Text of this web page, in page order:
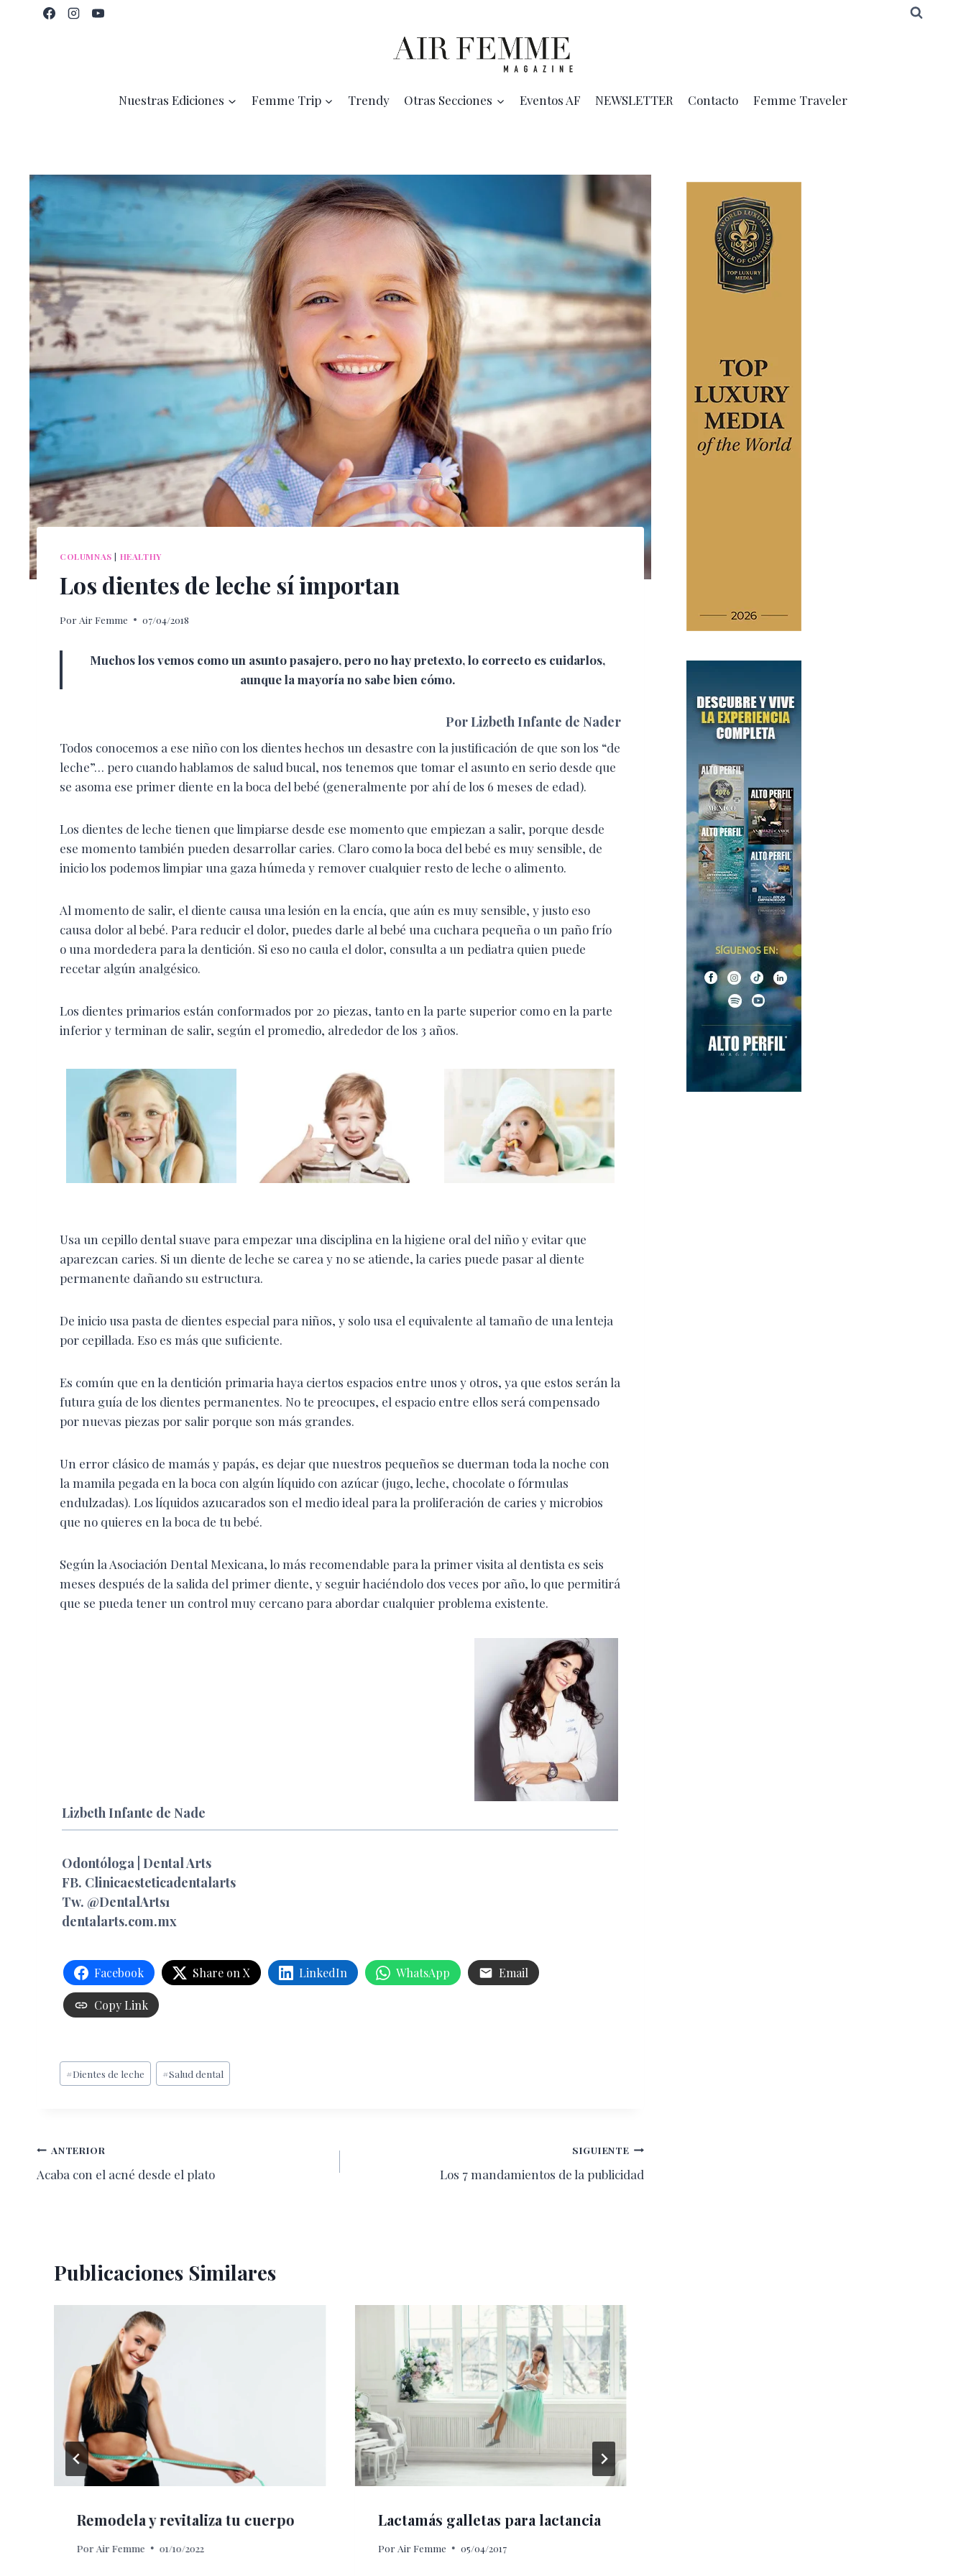
Nuestras Ediciones Femme Trip Trendy Otras Secciones Eventos AF NEWSLETTER Contacto Femme Traveler
COLUMNAS | HEALTHY
Los dientes de leche sí importan
Por Air Femme 07/04/2018
Muchos los vemos como un asunto pasajero, pero no hay pretexto, lo correcto es cuidarlos,
aunque la mayoría no sabe bien cómo.
Por Lizbeth Infante de Nader
Todos conocemos a ese niño con los dientes hechos un desastre con la justificación de que son los “de
leche”… pero cuando hablamos de salud bucal, nos tenemos que tomar el asunto en serio desde que
se asoma ese primer diente en la boca del bebé (generalmente por ahí de los 6 meses de edad).
Los dientes de leche tienen que limpiarse desde ese momento que empiezan a salir, porque desde
ese momento también pueden desarrollar caries. Claro como la boca del bebé es muy sensible, de
inicio los podemos limpiar una gaza húmeda y remover cualquier resto de leche o alimento.
Al momento de salir, el diente causa una lesión en la encía, que aún es muy sensible, y justo eso
causa dolor al bebé. Para reducir el dolor, puedes darle al bebé una cuchara pequeña o un paño frío
o una mordedera para la dentición. Si eso no caula el dolor, consulta a un pediatra quien puede
recetar algún analgésico.
Los dientes primarios están conformados por 20 piezas, tanto en la parte superior como en la parte
inferior y terminan de salir, según el promedio, alrededor de los 3 años.
Usa un cepillo dental suave para empezar una disciplina en la higiene oral del niño y evitar que
aparezcan caries. Si un diente de leche se carea y no se atiende, la caries puede pasar al diente
permanente dañando su estructura.
De inicio usa pasta de dientes especial para niños, y solo usa el equivalente al tamaño de una lenteja
por cepillada. Eso es más que suficiente.
Es común que en la dentición primaria haya ciertos espacios entre unos y otros, ya que estos serán la
futura guía de los dientes permanentes. No te preocupes, el espacio entre ellos será compensado
por nuevas piezas por salir porque son más grandes.
Un error clásico de mamás y papás, es dejar que nuestros pequeños se duerman toda la noche con
la mamila pegada en la boca con algún líquido con azúcar (jugo, leche, chocolate o fórmulas
endulzadas). Los líquidos azucarados son el medio ideal para la proliferación de caries y microbios
que no quieres en la boca de tu bebé.
Según la Asociación Dental Mexicana, lo más recomendable para la primer visita al dentista es seis
meses después de la salida del primer diente, y seguir haciéndolo dos veces por año, lo que permitirá
que se pueda tener un control muy cercano para abordar cualquier problema existente.
Lizbeth Infante de Nade
Odontóloga | Dental Arts
FB. Clinicaesteticadentalarts
Tw. @DentalArts1
dentalarts.com.mx
Facebook Share on X LinkedIn WhatsApp Email
Copy Link
Etiquetas
de
#Dientes de leche #Salud dental
Navegación
de
ANTERIOR
Acaba con el acné desde el plato
SIGUIENTE
Los 7 mandamientos de la publicidad
Publicaciones Similares
Remodela y revitaliza tu cuerpo
Por Air Femme 01/10/2022
Lactamás galletas para lactancia
Por Air Femme 05/04/2017